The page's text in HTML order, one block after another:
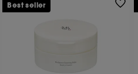
Best seller